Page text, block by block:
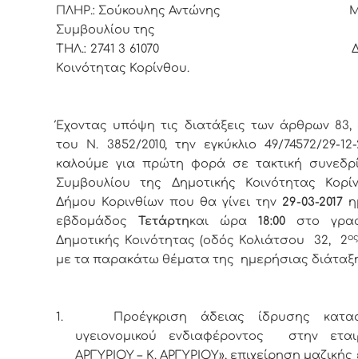
ΠΛΗΡ.: Σούκουλης Αντώνης
Συμβουλίου της
ΤΗΛ.: 2741 3 61070
Κοινότητας Κορίνθου.
Έχοντας υπόψη τις διατάξεις των άρθρων 83,
του Ν. 3852/2010, την εγκύκλιο 49/74572/29-
καλούμε για πρώτη φορά σε τακτική
Συμβουλίου της Δημοτικής Κοινότητας
Δήμου Κορινθίων που θα γίνει την 29-03-2017
εβδομάδος Τετάρτηκαι ώρα 18:00 στο
Δημοτικής Κοινότητας (οδός Κολιάτσου 32, 2ος
με τα παρακάτω θέματα της ημερήσιας
1.
Προέγκριση άδειας ίδρυσης
υγειονομικού ενδιαφέροντος στην
ΑΡΓΥΡΙΟΥ – Κ. ΑΡΓΥΡΙΟΥ», επιχείρηση